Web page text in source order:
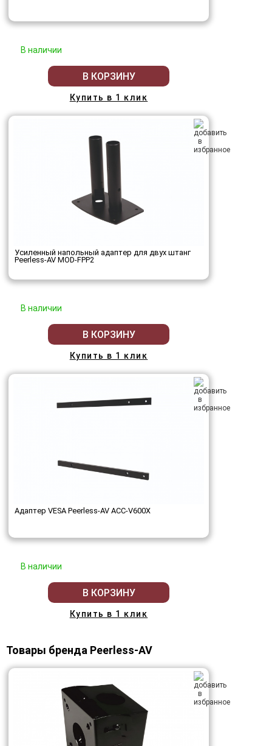
В наличии
В КОРЗИНУ
Купить в 1 клик
Усиленный напольный адаптер для двух штанг
Peerless-AV MOD-FPP2
В наличии
В КОРЗИНУ
Купить в 1 клик
Адаптер VESA Peerless-AV ACC-V600X
В наличии
В КОРЗИНУ
Купить в 1 клик
Товары бренда Peerless-AV